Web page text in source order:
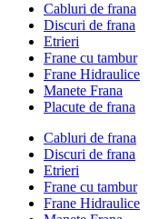
Cabluri de frana
Discuri de frana
Etrieri
Frane cu tambur
Frane Hidraulice
Manete Frana
Placute de frana
Cabluri de frana
Discuri de frana
Etrieri
Frane cu tambur
Frane Hidraulice